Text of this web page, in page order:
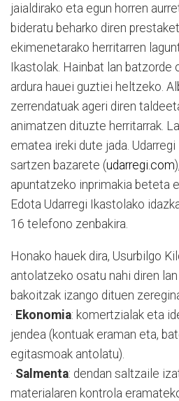
jaialdirako eta egun horren
bideratu beharko diren
ekimenetarako herritarren
Ikastolak. Hainbat lan batzorde
ardura hauei guztiei heltzeko.
zerrendatuak ageri diren
animatzen dituzte herritarrak.
ematea ireki dute jada.
sartzen bazarete (udarregi.com
apuntatzeko inprimakia beteta
Edota Udarregi Ikastolako
16 telefono zenbakira.
Honako hauek dira, Usurbilgo
antolatzeko osatu nahi diren
bakoitzak izango dituen
· Ekonomia: komertzialak eta
jendea (kontuak eraman eta,
egitasmoak antolatu).
· Salmenta: dendan saltzaile
materialaren kontrola